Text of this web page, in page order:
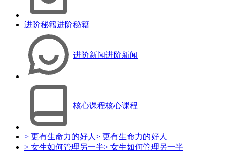
进阶秘籍进阶秘籍
进阶新闻进阶新闻
核心课程核心课程
> 更有生命力的好人 > 更有生命力的好人
> 女生如何管理另一半> 女生如何管理另一半